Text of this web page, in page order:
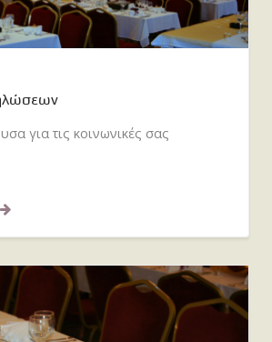
για τις κοινωνικές σας